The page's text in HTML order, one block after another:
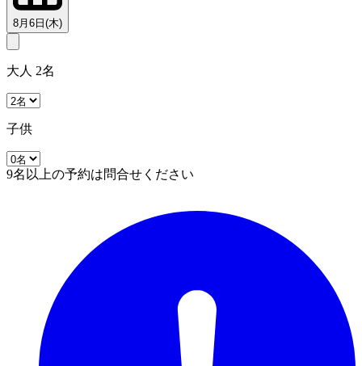
8月6日(木)
大人 2名
子供
9名以上の予約は問合せください